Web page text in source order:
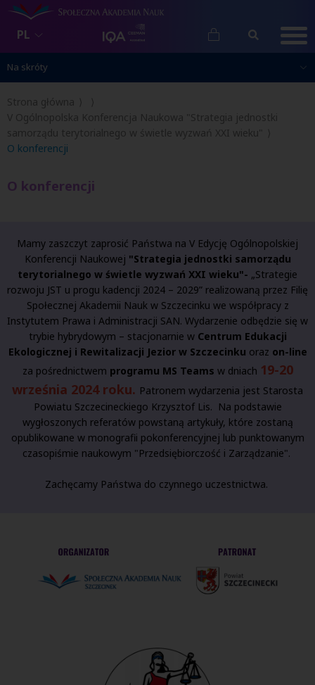
PL
Na skróty
Na skróty
Strona główna
V Ogólnopolska Konferencja Naukowa "Strategia jednostki
samorządu terytorialnego w świetle wyzwań XXI wieku"
O konferencji
O konferencji
Mamy zaszczyt zaprosić Państwa na V Edycję Ogólnopolskiej
Konferencji Naukowej "Strategia jednostki samorządu
terytorialnego w świetle wyzwań XXI wieku"- „Strategie
rozwoju JST u progu kadencji 2024 – 2029” realizowaną przez Filię
Społecznej Akademii Nauk w Szczecinku we współpracy z
Instytutem Prawa i Administracji SAN. Wydarzenie odbędzie się w
trybie hybrydowym – stacjonarnie w Centrum Edukacji
Ekologicznej i Rewitalizacji Jezior w Szczecinku oraz on-line
za pośrednictwem programu MS Teams w dniach 19-20
września 2024 roku. Patronem wydarzenia jest Starosta
Powiatu Szczecineckiego Krzysztof Lis. Na podstawie
wygłoszonych referatów powstaną artykuły, które zostaną
opublikowane w monografii pokonferencyjnej lub punktowanym
czasopiśmie naukowym "Przedsiębiorczość i Zarządzanie".
Zachęcamy Państwa do czynnego uczestnictwa.